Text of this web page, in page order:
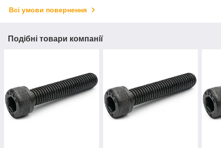
Всі умови повернення
Подібні товари компанії